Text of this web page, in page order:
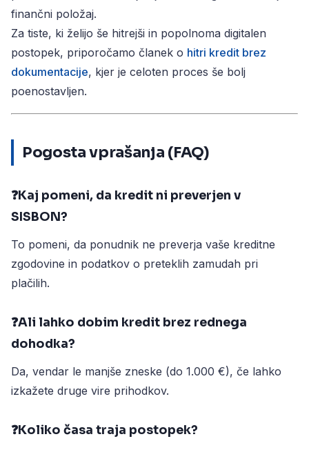
finančni položaj.
Za tiste, ki želijo še hitrejši in popolnoma digitalen
postopek, priporočamo članek o hitri kredit brez
dokumentacije, kjer je celoten proces še bolj
poenostavljen.
Pogosta vprašanja (FAQ)
❓Kaj pomeni, da kredit ni preverjen v
SISBON?
To pomeni, da ponudnik ne preverja vaše kreditne
zgodovine in podatkov o preteklih zamudah pri
plačilih.
❓Ali lahko dobim kredit brez rednega
dohodka?
Da, vendar le manjše zneske (do 1.000 €), če lahko
izkažete druge vire prihodkov.
❓Koliko časa traja postopek?